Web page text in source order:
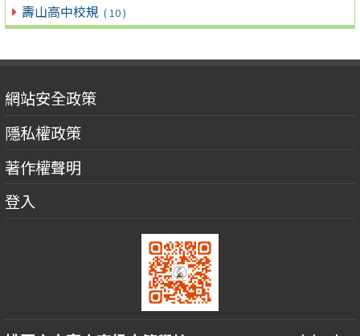
壽山高中校規 ( 10 )
網站安全政策
隱私權政策
著作權聲明
登入